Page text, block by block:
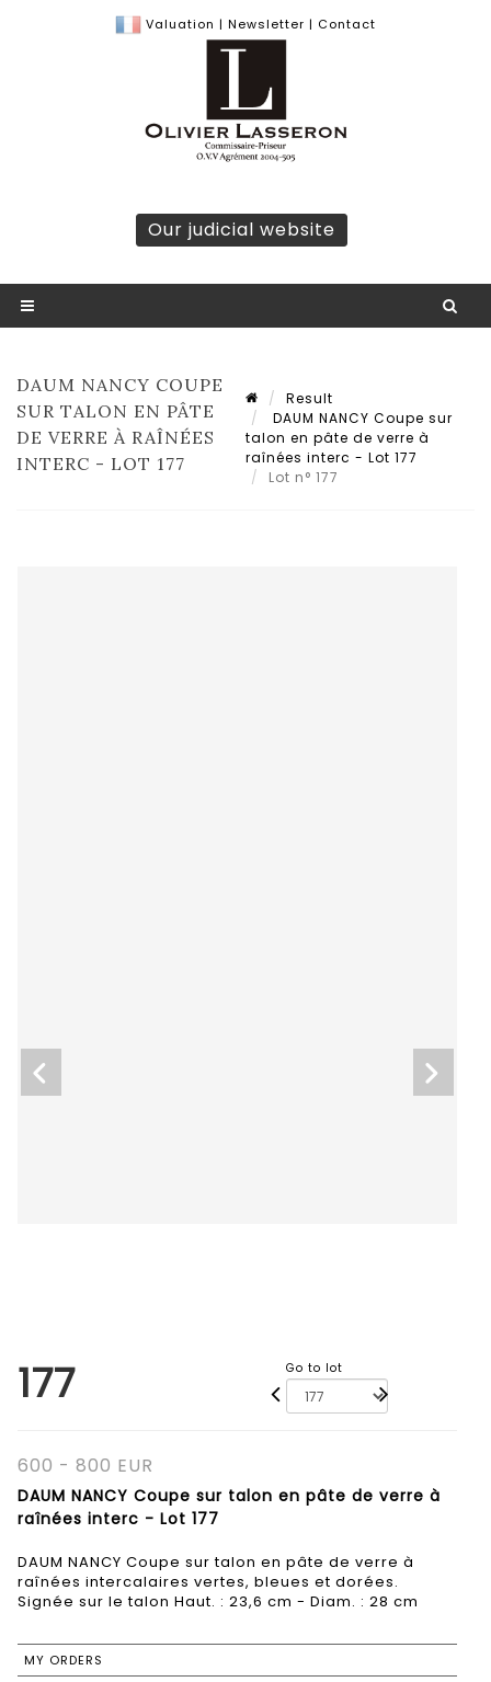
Valuation | Newsletter | Contact
Our judicial website
DAUM NANCY COUPE
SUR TALON EN PÂTE
DE VERRE À RAÎNÉES
INTERC - LOT 177
Result
DAUM NANCY Coupe sur
talon en pâte de verre à
raînées interc - Lot 177
Lot n° 177
177 Go to lot
600 - 800 EUR
DAUM NANCY Coupe sur talon en pâte de verre à
raînées interc - Lot 177
DAUM NANCY Coupe sur talon en pâte de verre à
raînées intercalaires vertes, bleues et dorées.
Signée sur le talon Haut. : 23,6 cm - Diam. : 28 cm
MY ORDERS